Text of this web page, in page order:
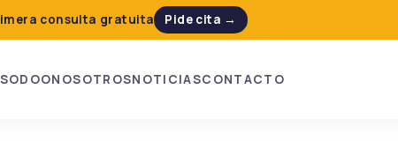
consulta gratuita Pide cita →
ODOONOSOTROSNOTICIASCONTACTO